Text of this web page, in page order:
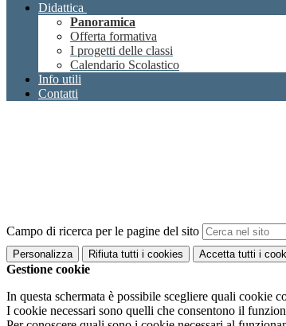
Didattica
Panoramica
Offerta formativa
I progetti delle classi
Calendario Scolastico
Info utili
Contatti
Campo di ricerca per le pagine del sito
Personalizza Rifiuta tutti i cookies Accetta tutti i
Gestione cookie
In questa schermata è possibile scegliere quali cookie
I cookie necessari sono quelli che consentono il